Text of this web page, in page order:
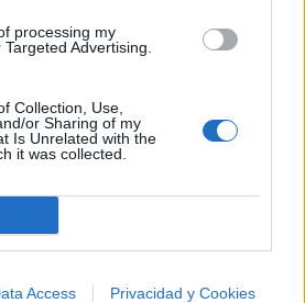
processing my
Advertising.
Collection, Use,
or Sharing of my
Is Unrelated with the
it was collected.
Access Privacidad y Cookies